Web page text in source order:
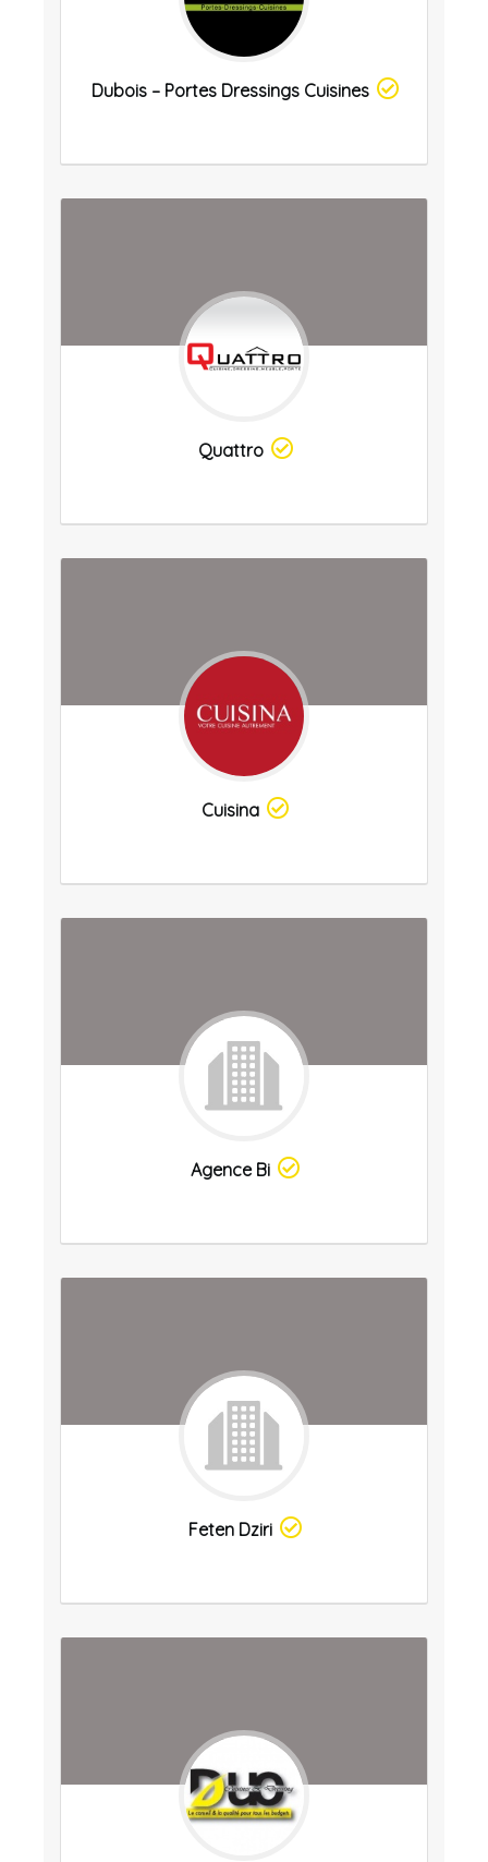
Dubois – Portes Dressings Cuisines
Quattro
Cuisina
Agence Bi
Feten Dziri